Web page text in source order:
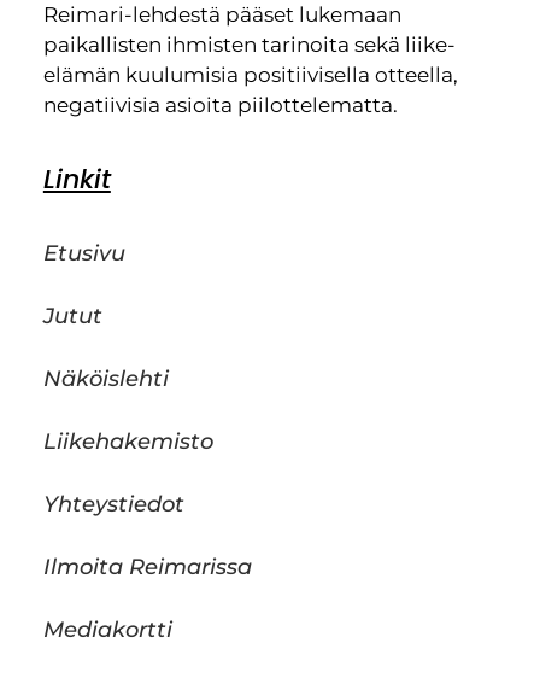
Reimari-lehdestä pääset lukemaan
paikallisten ihmisten tarinoita sekä liike-
elämän kuulumisia positiivisella otteella,
negatiivisia asioita piilottelematta.
Linkit
Etusivu
Jutut
Näköislehti
Liikehakemisto
Yhteystiedot
Ilmoita Reimarissa
Mediakortti